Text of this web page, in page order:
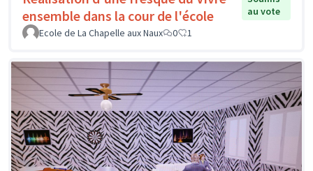
ensemble dans la cour de l'école
au vote
Ecole de La Chapelle aux Naux
0 1